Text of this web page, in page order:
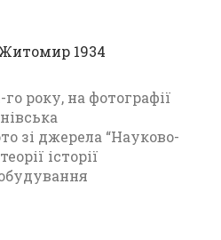
1934
року, на фотографії
зі джерела “Науково-
історії